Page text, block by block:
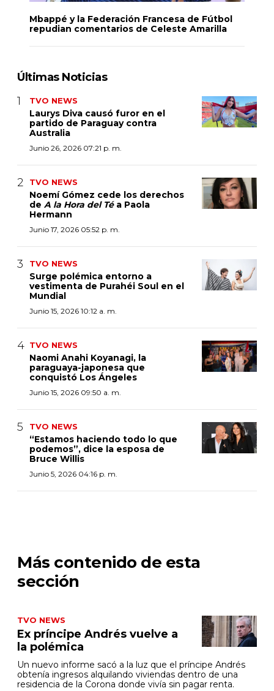
Mbappé y la Federación Francesa de Fútbol
repudian comentarios de Celeste Amarilla
Últimas Noticias
TVO NEWS
Laurys Diva causó furor en el
partido de Paraguay contra
Australia
Junio 26, 2026 07:21 p. m.
TVO NEWS
Noemí Gómez cede los derechos
de A la Hora del Té a Paola
Hermann
Junio 17, 2026 05:52 p. m.
TVO NEWS
Surge polémica entorno a
vestimenta de Purahéi Soul en el
Mundial
Junio 15, 2026 10:12 a. m.
TVO NEWS
Naomi Anahi Koyanagi, la
paraguaya-japonesa que
conquistó Los Ángeles
Junio 15, 2026 09:50 a. m.
TVO NEWS
“Estamos haciendo todo lo que
podemos”, dice la esposa de
Bruce Willis
Junio 5, 2026 04:16 p. m.
Más contenido de esta
sección
TVO NEWS
Ex príncipe Andrés vuelve a
la polémica
Un nuevo informe sacó a la luz que el príncipe Andrés
obtenía ingresos alquilando viviendas dentro de una
residencia de la Corona donde vivía sin pagar renta.